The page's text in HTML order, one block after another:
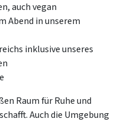
auch vegan
Abend in unserem
inklusive unseres
Raum für Ruhe und
Auch die Umgebung